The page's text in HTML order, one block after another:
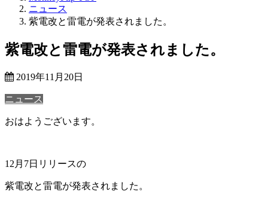
ニュース
紫電改と雷電が発表されました。
紫電改と雷電が発表されました。
2019年11月20日
ニュース
おはようございます。
12月7日リリースの
紫電改と雷電が発表されました。